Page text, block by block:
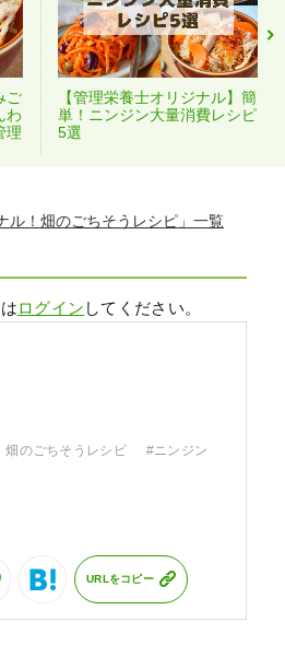
ご
わ
理
【管理栄養士オリジナル】簡
単！ニンジン大量消費レシピ
5選
ル！畑のごちそうレシピ」
ログイン してください。
畑のごちそうレシピ
#ニンジン
URLをコピー